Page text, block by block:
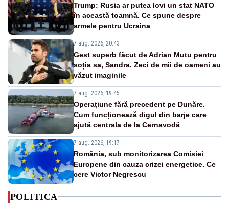
Trump: Rusia ar putea lovi un stat NATO
în această toamnă. Ce spune despre
armele pentru Ucraina
7 aug. 2026, 20:43
Gest superb făcut de Adrian Mutu pentru
soția sa, Sandra. Zeci de mii de oameni au
văzut imaginile
7 aug. 2026, 19:45
Operațiune fără precedent pe Dunăre.
Cum funcționează digul din barje care
ajută centrala de la Cernavodă
7 aug. 2026, 19:17
România, sub monitorizarea Comisiei
Europene din cauza crizei energetice. Ce
cere Victor Negrescu
POLITICA